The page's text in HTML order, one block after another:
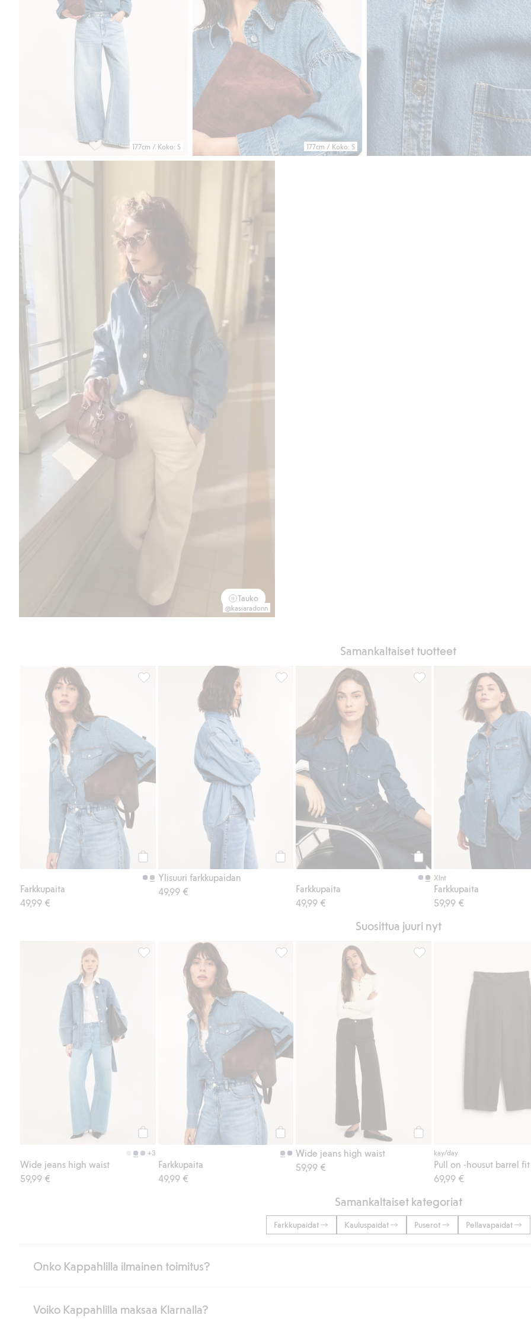
177cm / Koko: S 177cm / Koko: S
Tauko
@kasiaradonn
Samankaltaiset tuotteet
Farkkupaita
49,99 €
Farkkupaita, Lisää suosikkeihin
Ylisuuri farkkupaidan
49,99 €
Ylisuuri farkkupaidan, Lisää suosikkeihin
Osta
Farkkupaita
49,99 €
Farkkupaita, Lisää suosikkeihin
Xlnt
Farkkupaita
59,99 €
Suosittua juuri nyt
+3
Wide jeans high waist
59,99 €
Wide jeans high waist, Lisää suosikkeihin
Farkkupaita
49,99 €
Farkkupaita, Lisää suosikkeihin
Wide jeans high waist
59,99 €
kay/day
Pull on -housut barrel fit
69,99 €
Samankaltaiset kategoriat
Farkkupaidat Kauluspaidat Puserot Pellavapaidat
Onko Kappahlilla ilmainen toimitus?
Jos olet Kappahl Clubin jäsen, saat aina ilmaisen toimituksen myymälään tai yli 50 euron ostoksiin, kun valitset toimituksen noutopisteeseen
Voiko Kappahlilla maksaa Klarnalla?